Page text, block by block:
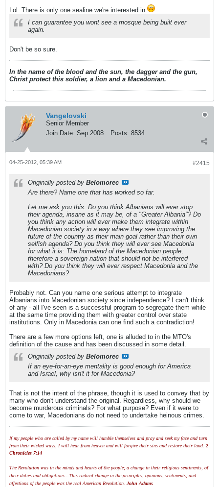
Lol. There is only one sealine we're interested in
I can guarantee you wont see a mosque being built ever
again.
Don't be so sure.
In the name of the blood and the sun, the dagger and the gun,
Christ protect this soldier, a lion and a Macedonian.
Vangelovski
Senior Member
Join Date: Sep 2008 Posts: 8534
#2415
04-25-2012, 05:39 AM
Originally posted by Belomorec
Are there? Name one that has worked so far.
Let me ask you this: Do you think Albanians will ever stop
their agenda, insane as it may be, of a "Greater Albania"? Do
you think any action will ever make them integrate within
Macedonian society in a way where they see improving the
future of the country as their main goal rather than their own
selfish agenda? Do you think they will ever see Macedonia
for what it is: The homeland of the Macedonian people,
therefore a sovereign nation that should not be interfered
with? Do you think they will ever respect Macedonia and the
Macedonians?
Probably not. Can you name one serious attempt to integrate
Albanians into Macedonian society since independence? I can't think
of any - all I've seen is a successful program to segregate them while
at the same time providing them with greater control over state
institutions. Only in Macedonia can one find such a contradiction!
There are a few more options left, one is alluded to in the MTO's
definition of the cause and has been discussed in some detail.
Originally posted by Belomorec
If an eye-for-an-eye mentality is good enough for America
and Israel, why isn't it for Macedonia?
That is not the intent of the phrase, though it is used to convey that by
many who don't understand the original. Regardless, why should we
become murderous criminals? For what purpose? Even if it were to
come to war, Macedonians do not need to undertake heinous crimes.
If my people who are called by my name will humble themselves and pray and seek my face and turn
from their wicked ways, I will hear from heaven and will forgive their sins and restore their land. 2
Chronicles 7:14
The Revolution was in the minds and hearts of the people; a change in their religious sentiments, of
their duties and obligations...This radical change in the principles, opinions, sentiments, and
affections of the people was the real American Revolution. John Adams